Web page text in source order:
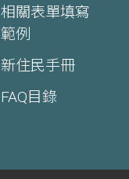
相關表單填寫
範例
新住民手冊
FAQ目錄